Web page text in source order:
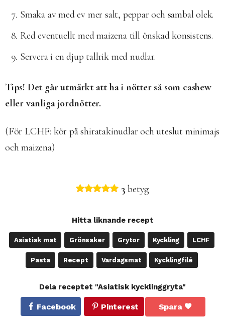
Smaka av med ev mer salt, peppar och sambal olek.
Red eventuellt med maizena till önskad konsistens.
Servera i en djup tallrik med nudlar.
Tips! Det går utmärkt att ha i nötter så som cashew
eller vanliga jordnötter.
(För LCHF: kör på shiratakinudlar och uteslut minimajs
och maizena)
3 betyg
Hitta liknande recept
Asiatisk mat Grönsaker Grytor Kyckling LCHF
Pasta Recept Vardagsmat Kycklingfilé
Dela receptet "Asiatisk kycklinggryta"
Facebook Pinterest Spara